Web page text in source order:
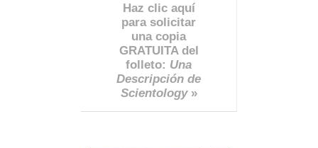
Haz clic aquí
para solicitar
una copia
GRATUITA del
folleto: Una
Descripción de
Scientology»